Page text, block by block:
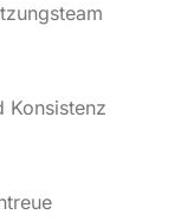
Konsistenz